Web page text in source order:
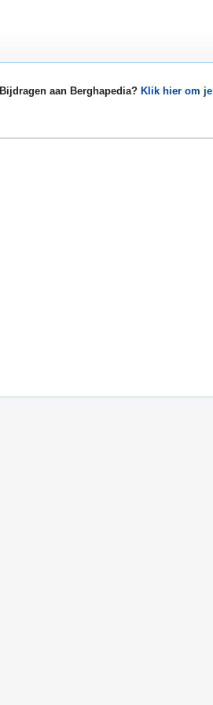
Bijdragen aan Berghapedia? Klik hier om